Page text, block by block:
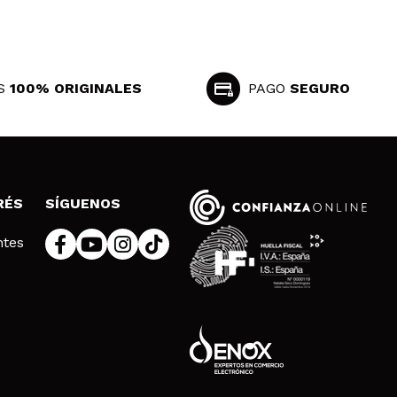
100% ORIGINALES PAGO SEGURO
SÍGUENOS